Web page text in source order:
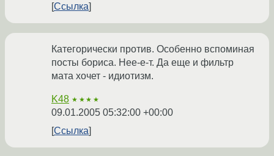
Ссылка
Категорически против. Особенно вспоминая
посты бориса. Нее-е-т. Да еще и фильтр
мата хочет - идиотизм.
K48 ★★★★
09.01.2005 05:32:00 +00:00
Ссылка